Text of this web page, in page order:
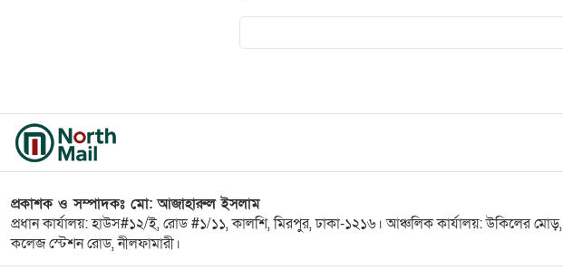
প্রকাশক ও সম্পাদকঃ মো: আজাহারুল ইসলাম
প্রধান কার্যালয়: হাউস#১২/ই, রোড #১/১১, কালশি, মিরপুর, ঢাকা-১২১৬। আঞ্চলিক কার্যালয়: উকিলের মোড়,
কলেজ স্টেশন রোড, নীলফামারী।